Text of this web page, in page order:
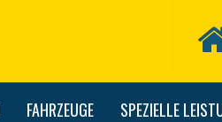
FAHRZEUGE SPEZIELLE